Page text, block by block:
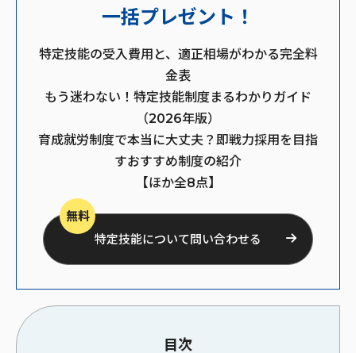
一括プレゼント！
特定技能の受入費用と、適正相場がわかる完全料
金表
もう迷わない！特定技能制度まるわかりガイド
（2026年版）
育成就労制度で本当に大丈夫？即戦力採用を目指
すおすすめ制度の紹介
【ほか全8点】
無料
特定技能について問い合わせる
目次